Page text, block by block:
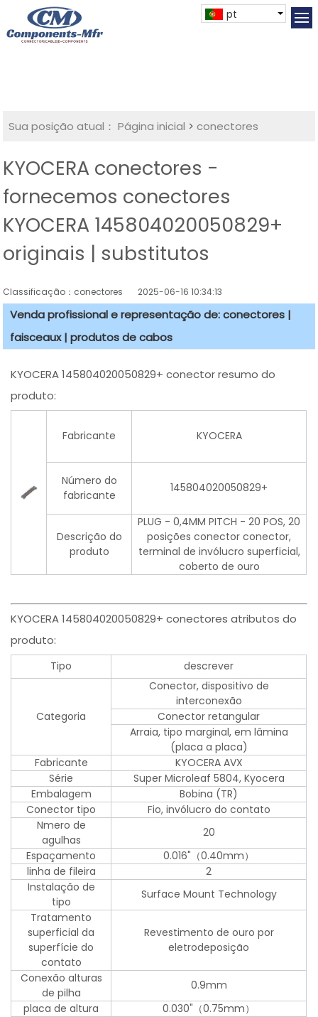
pt
Sua posição atual： Página inicial >conectores
KYOCERA conectores -
fornecemos conectores
KYOCERA 145804020050829+
originais | substitutos
Classificação：conectores 2025-06-16 10:34:13
Venda profissional e representação de: conectores |
faisceaux | produtos de cabos
KYOCERA 145804020050829+ conector resumo do
produto:
Fabricante KYOCERA
Número do
fabricante
145804020050829+
Descrição do
produto
PLUG - 0,4MM PITCH - 20 POS, 20
posições conector conector,
terminal de invólucro superficial,
coberto de ouro
KYOCERA 145804020050829+ conectores atributos do
produto:
Tipo descrever
Categoria
Conector, dispositivo de
interconexão
Conector retangular
Arraia, tipo marginal, em lâmina
(placa a placa)
Fabricante
KYOCERA AVX
Série
Super Microleaf 5804, Kyocera
Embalagem
Bobina (TR)
Conector tipo
Fio, invólucro do contato
Nmero de
agulhas
20
Espaçamento
0.016"（0.40mm）
linha de fileira
2
Instalação de
tipo
Surface Mount Technology
Tratamento
superficial da
superfície do
contato
Revestimento de ouro por
eletrodeposição
Conexão alturas
de pilha
0.9mm
placa de altura
0.030"（0.75mm）